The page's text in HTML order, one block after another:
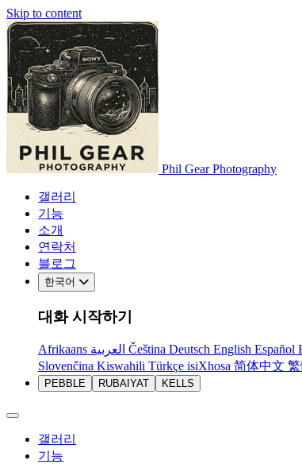
Skip to content
Phil Gear Photography
갤러리
기능
소개
연락처
블로그
한국어
대화 시작하기
Afrikaans Čeština Deutsch English Español
Slovenčina Kiswahili Türkçe isiXhosa 简体中文
PEBBLE RUBAIYAT KELLS
갤러리
기능